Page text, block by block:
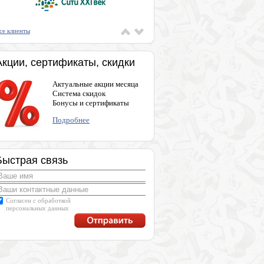
клиенты
сертификаты, скидки
Актуальные акции месяца
Система скидок
Бонусы и сертификаты
Подробнее
связь